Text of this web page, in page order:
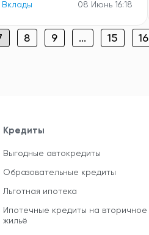
Вклады 08 Июнь 16:18
8 9 ... 15 16
Кредиты
Выгодные автокредиты
Образовательные кредиты
Льготная ипотека
Ипотечные кредиты на вторичное
жильё